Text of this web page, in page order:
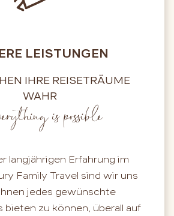
LEISTUNGEN
IHRE REISETRÄUME
WAHRis possible
langjährigen Erfahrung im
Family Travel sind wir uns
jedes gewünschte
bieten zu können, überall auf